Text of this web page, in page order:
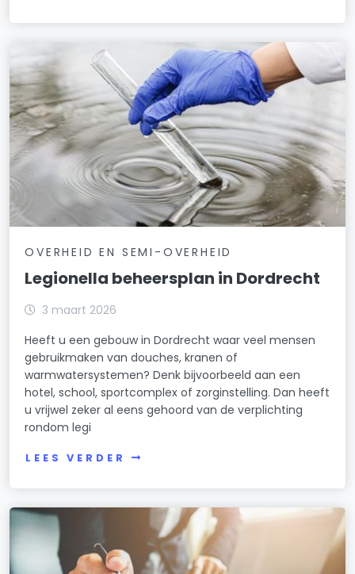
OVERHEID EN SEMI-OVERHEID
Legionella beheersplan in Dordrecht
3 maart 2026
Heeft u een gebouw in Dordrecht waar veel mensen
gebruikmaken van douches, kranen of
warmwatersystemen? Denk bijvoorbeeld aan een
hotel, school, sportcomplex of zorginstelling. Dan heeft
u vrijwel zeker al eens gehoord van de verplichting
rondom legi
LEES VERDER